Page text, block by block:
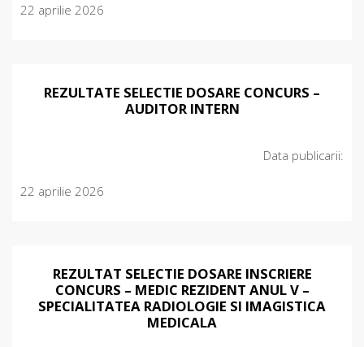
22 aprilie 2026
REZULTATE SELECTIE DOSARE CONCURS –
AUDITOR INTERN
Data publicarii:
22 aprilie 2026
REZULTAT SELECTIE DOSARE INSCRIERE
CONCURS – MEDIC REZIDENT ANUL V –
SPECIALITATEA RADIOLOGIE SI IMAGISTICA
MEDICALA